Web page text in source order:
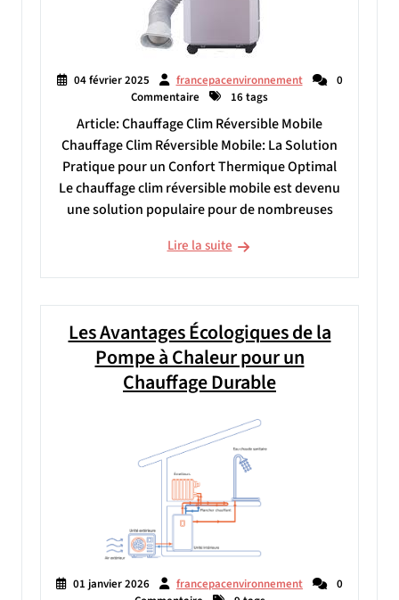
04 février 2025 francepacenvironnement
0
Commentaire
16 tags
Article: Chauffage Clim Réversible Mobile
Chauffage Clim Réversible Mobile: La Solution
Pratique pour un Confort Thermique Optimal
Le chauffage clim réversible mobile est devenu
une solution populaire pour de nombreuses
Lire la suite
Les Avantages Écologiques de la
Pompe à Chaleur pour un
Chauffage Durable
01 janvier 2026 francepacenvironnement
0